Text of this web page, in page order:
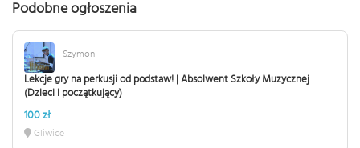
Podobne ogłoszenia
Szymon
Lekcje gry na perkusji od podstaw! | Absolwent Szkoły Muzycznej
(Dzieci i początkujący)
100 zł
Gliwice